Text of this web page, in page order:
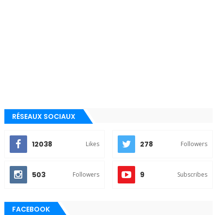
RÉSEAUX SOCIAUX
12038 Likes 278 Followers
503 Followers 9 Subscribes
FACEBOOK